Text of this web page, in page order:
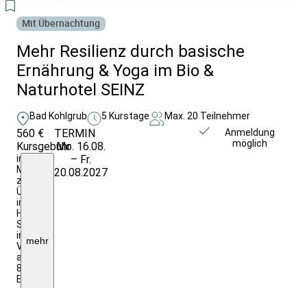
Mit Übernachtung
Mehr Resilienz durch basische
Ernährung & Yoga im Bio &
Naturhotel SEINZ
Bad Kohlgrub 5 Kurstage Max. 20 Teilnehmer
560 €
Kursgebühr
inkl.
MWST,
zzgl.
Übernachtung
im
Hotel
SEINZ
inkl.
Vollpension
ab
811
Euro
mehr
TERMIN
Mo. 16.08.
– Fr.
20.08.2027
Anmeldung
möglich